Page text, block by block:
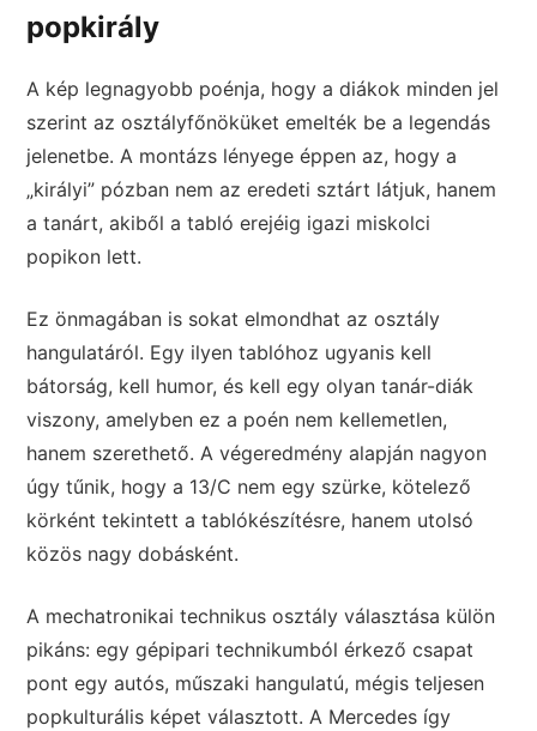
popkirály
A kép legnagyobb poénja, hogy a diákok minden jel
szerint az osztályfőnöküket emelték be a legendás
jelenetbe. A montázs lényege éppen az, hogy a
„királyi” pózban nem az eredeti sztárt látjuk, hanem
a tanárt, akiből a tabló erejéig igazi miskolci
popikon lett.
Ez önmagában is sokat elmondhat az osztály
hangulatáról. Egy ilyen tablóhoz ugyanis kell
bátorság, kell humor, és kell egy olyan tanár-diák
viszony, amelyben ez a poén nem kellemetlen,
hanem szerethető. A végeredmény alapján nagyon
úgy tűnik, hogy a 13/C nem egy szürke, kötelező
körként tekintett a tablókészítésre, hanem utolsó
közös nagy dobásként.
A mechatronikai technikus osztály választása külön
pikáns: egy gépipari technikumból érkező csapat
pont egy autós, műszaki hangulatú, mégis teljesen
popkulturális képet választott. A Mercedes így